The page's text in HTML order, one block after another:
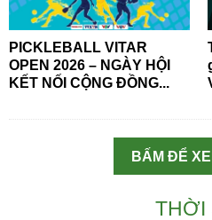
PICKLEBALL VITAR
OPEN 2026 – NGÀY HỘI
KẾT NỐI CỘNG ĐỒNG...
BẤM ĐỂ
THỜI